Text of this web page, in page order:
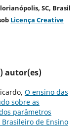
SC, Brasil
Licença Creative
autor(es)
O ensino das
sobre as
parâmetros
Brasileiro de Ensino